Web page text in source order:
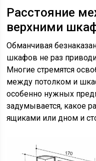
Расстояние
верхними
Обманчивая
шкафов не раз
Многие стремятся
между потолком и
особенно нужных
задумывается, какое
ящиками или дном и